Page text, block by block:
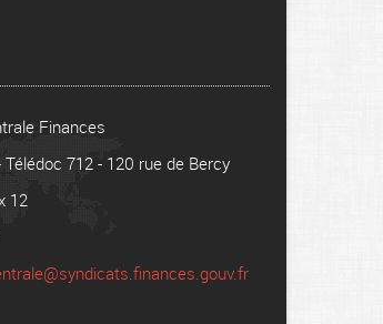
Finances
712 - 120 rue de Bercy
12